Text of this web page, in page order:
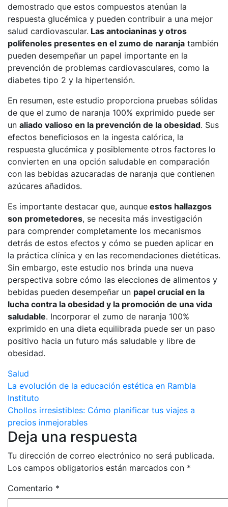
demostrado que estos compuestos atenúan la
respuesta glucémica y pueden contribuir a una mejor
salud cardiovascular. Las antocianinas y otros
polifenoles presentes en el zumo de naranja también
pueden desempeñar un papel importante en la
prevención de problemas cardiovasculares, como la
diabetes tipo 2 y la hipertensión.
En resumen, este estudio proporciona pruebas sólidas
de que el zumo de naranja 100% exprimido puede ser
un aliado valioso en la prevención de la obesidad. Sus
efectos beneficiosos en la ingesta calórica, la
respuesta glucémica y posiblemente otros factores lo
convierten en una opción saludable en comparación
con las bebidas azucaradas de naranja que contienen
azúcares añadidos.
Es importante destacar que, aunque estos hallazgos
son prometedores, se necesita más investigación
para comprender completamente los mecanismos
detrás de estos efectos y cómo se pueden aplicar en
la práctica clínica y en las recomendaciones dietéticas.
Sin embargo, este estudio nos brinda una nueva
perspectiva sobre cómo las elecciones de alimentos y
bebidas pueden desempeñar un papel crucial en la
lucha contra la obesidad y la promoción de una vida
saludable. Incorporar el zumo de naranja 100%
exprimido en una dieta equilibrada puede ser un paso
positivo hacia un futuro más saludable y libre de
obesidad.
Salud
Navegación
de
entradas
La evolución de la educación estética en Rambla
Instituto
Chollos irresistibles: Cómo planificar tus viajes a
precios inmejorables
Deja una respuesta
Tu dirección de correo electrónico no será publicada.
Los campos obligatorios están marcados con *
Comentario *